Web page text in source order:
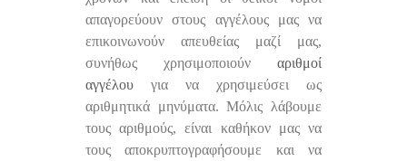
απαγορεύουν στους αγγέλους μας να
επικοινωνούν απευθείας μαζί μας,
συνήθως χρησιμοποιούν αριθμοί
αγγέλου για να χρησιμεύσει ως
αριθμητικά μηνύματα. Μόλις λάβουμε
τους αριθμούς, είναι καθήκον μας να
τους αποκρυπτογραφήσουμε και να